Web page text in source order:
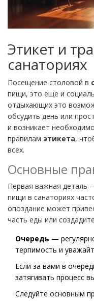
Этикет и
санаториях
Посещение столовой в
пищи, это еще и
отдыхающих это
обсудить день или
и возникает
правилам этикета,
всех.
Основные
Первая важная деталь
пищи в санаториях
опоздание может
часть еды или
Очередь —
терпимость и
Если за вами в
затягивать процесс
Следуйте основным